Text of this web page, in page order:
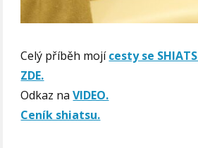
Celý příběh mojícesty se
ZDE.
Odkaz naVIDEO.
Ceník shiatsu.